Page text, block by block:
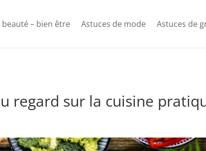
beauté – bien être Astuces de mode Astuces de
regard sur la cuisine